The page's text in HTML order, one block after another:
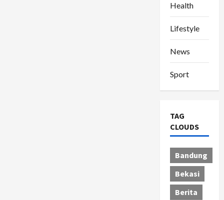
Health
Lifestyle
News
Sport
TAG
CLOUDS
Bandung
Bekasi
Berita